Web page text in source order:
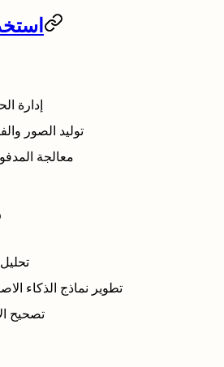
2.
إدارة
توليد الصور
معالجة
تطوير نماذج الذكاء
تصحيح